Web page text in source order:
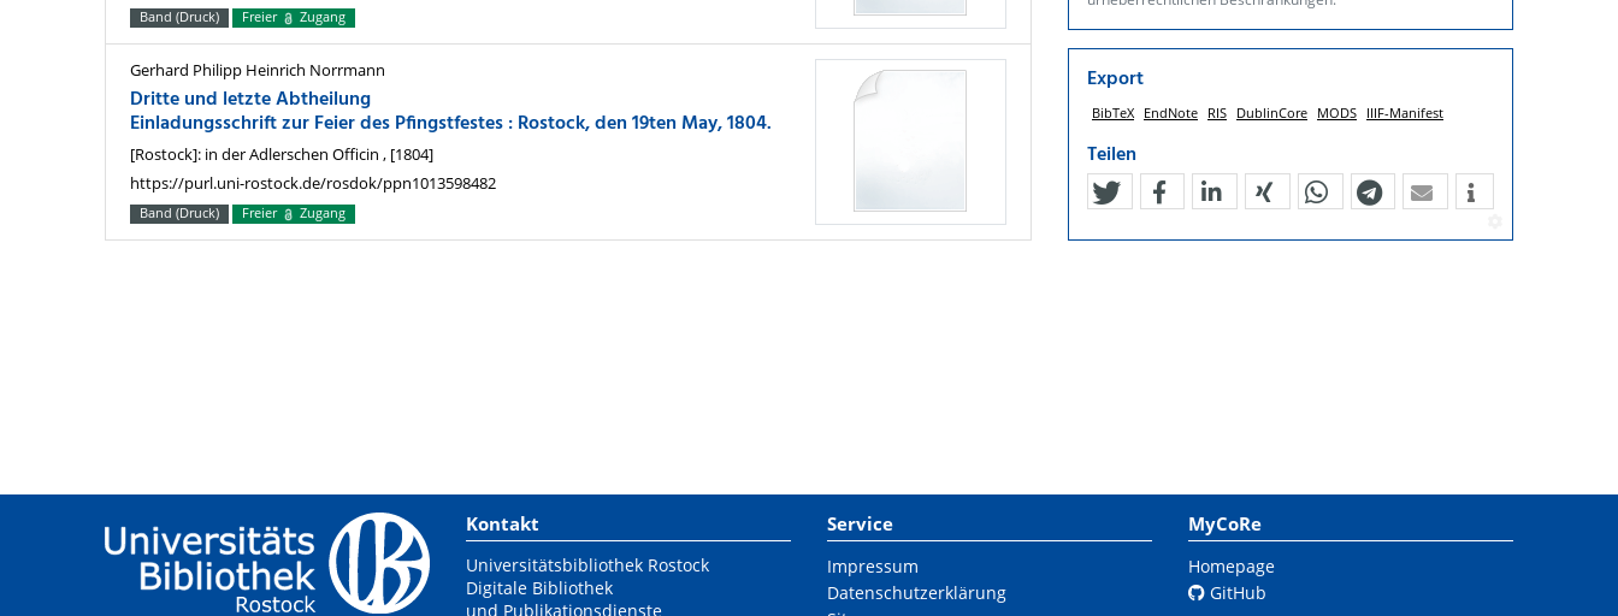
Band (Druck) Freier Zugang
Gerhard Philipp Heinrich Norrmann
Dritte und letzte Abtheilung
Einladungsschrift zur Feier des Pfingstfestes : Rostock, den 19ten May, 1804.
[Rostock]: in der Adlerschen Officin , [1804]
https://purl.uni-rostock.de/rosdok/ppn1013598482
Band (Druck) Freier Zugang
Export
BibTeX EndNote RIS DublinCore MODS IIIF-Manifest
Teilen
Kontakt
Universitätsbibliothek Rostock
Digitale Bibliothek
und Publikationsdienste
Service
Impressum
Datenschutzerklärung
MyCoRe
Homepage
GitHub